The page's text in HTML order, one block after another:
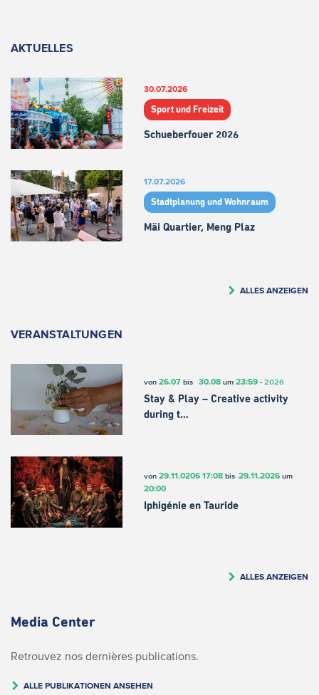
AKTUELLES
30.07.2026
Sport und Freizeit
Schueberfouer 2026
17.07.2026
Stadtplanung und Wohnraum
Mäi Quartier, Meng Plaz
ALLES ANZEIGEN
VERANSTALTUNGEN
von 26.07bis 30.08um 23:59- 2026
Stay & Play – Creative activity
during t…
von 29.11.0206 17:08bis 29.11.2026um
20:00
Iphigénie en Tauride
ALLES ANZEIGEN
Media Center
Retrouvez nos dernières publications.
ALLE PUBLIKATIONEN ANSEHEN